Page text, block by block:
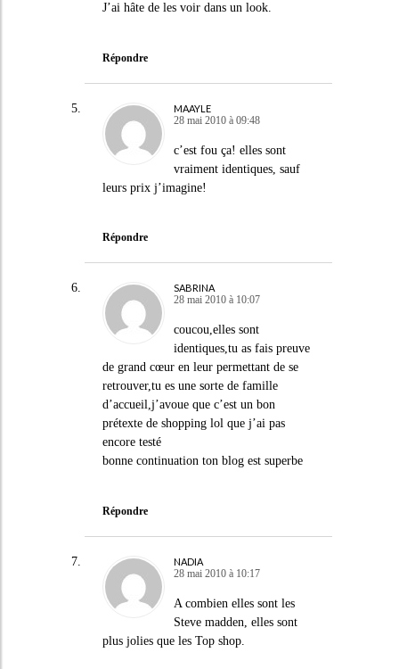
J’ai hâte de les voir dans un look.
Répondre
MAAYLE
28 mai 2010 à 09:48
c’est fou ça! elles sont
vraiment identiques, sauf
leurs prix j’imagine!
Répondre
SABRINA
28 mai 2010 à 10:07
coucou,elles sont
identiques,tu as fais preuve
de grand cœur en leur permettant de se
retrouver,tu es une sorte de famille
d’accueil,j’avoue que c’est un bon
prétexte de shopping lol que j’ai pas
encore testé
bonne continuation ton blog est superbe
Répondre
NADIA
28 mai 2010 à 10:17
A combien elles sont les
Steve madden, elles sont
plus jolies que les Top shop.